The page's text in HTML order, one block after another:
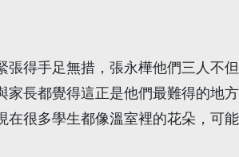
得手足無措，張永樺他們三人不
長都覺得這正是他們最難得的地方
很多學生都像溫室裡的花朵，可